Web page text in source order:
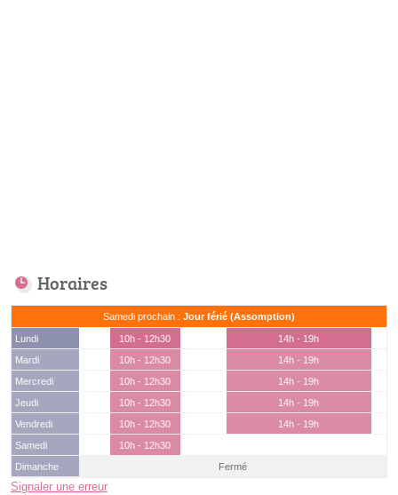
Horaires
Samedi prochain : Jour férié (Assomption)
Lundi 10h - 12h30
14h - 19h
Mardi
10h - 12h30
14h - 19h
Mercredi
10h - 12h30
14h - 19h
Jeudi
10h - 12h30
14h - 19h
Vendredi
10h - 12h30
14h - 19h
Samedi
10h - 12h30
Dimanche
Fermé
Signaler une erreur